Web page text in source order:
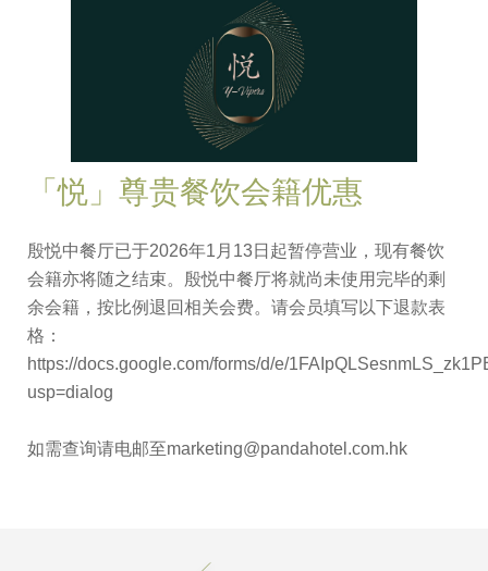
「悦」尊贵餐饮会籍优惠
殷悦中餐厅已于2026年1月13日起暂停营业，现有餐饮
会籍亦将随之结束。殷悦中餐厅将就尚未使用完毕的剩
余会籍，按比例退回相关会费。请会员填写以下退款表
格：
https://docs.google.com/forms/d/e/
usp=dialog
如需查询请电邮至marketing@pandahotel.com.hk